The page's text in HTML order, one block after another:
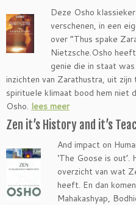
Deze Osho
verschenen, in een
over “Thus spake
Nietzsche.Osho
genie die in staat
inzichten van Zarathustra, uit
spirituele klimaat bood hem niet
Osho. lees meer
Zen it’s History and it’s
And impact on
‘The Goose is
overzicht van wat
heeft. En dan
Mahakashyap,